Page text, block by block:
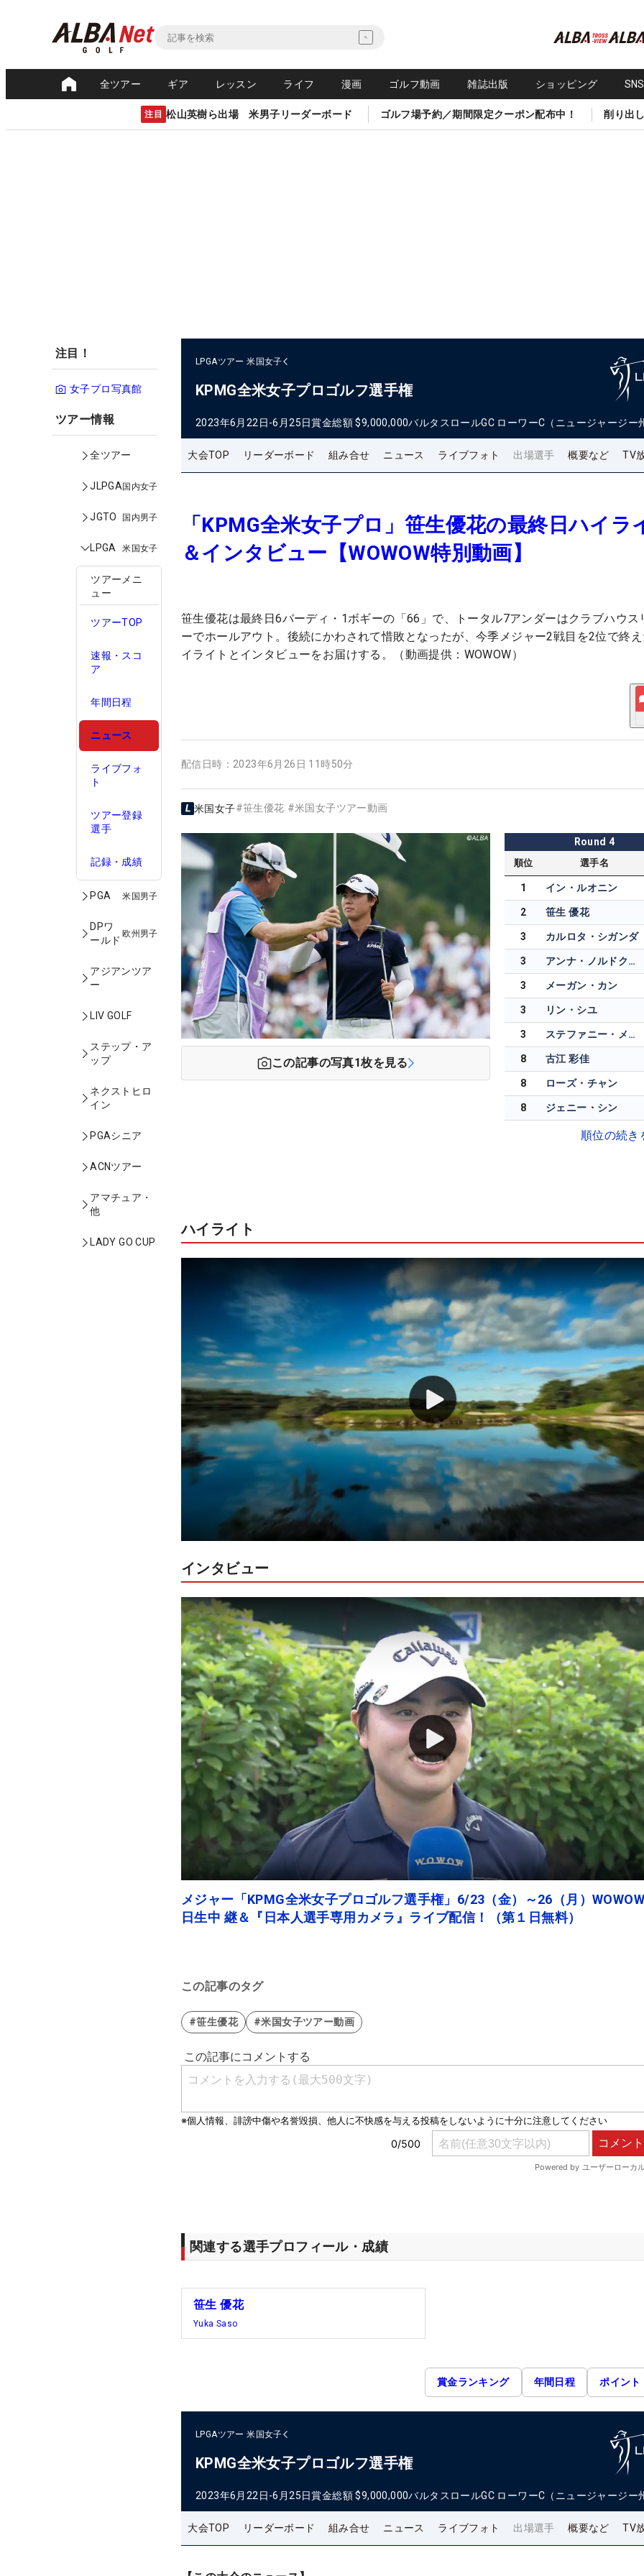
全ツアー ギア レッスン ライフ 漫画 ゴルフ動画 雑誌出版 ショッピング
注目 松山英樹ら出場 米男子リーダーボード ゴルフ場予約／期間限定クーポン配布中！ 削り出
注目！
女子プロ写真館
ツアー情報
全ツアー
JLPGA国内女子
JGTO 国内男子
LPGA 米国女子
ツアーメニ
ュー
ツアーTOP
速報・スコ
ア
年間日程
ニュース
ライブフォ
ト
ツアー登録
選手
記録・成績
PGA 米国男子
DPワ
ールド
欧州男子
アジアンツア
ー
LIV GOLF
ステップ・ア
ップ
ネクストヒロ
イン
PGAシニア
ACNツアー
アマチュア・
他
LADY GO CUP
LPGAツアー 米国女子
KPMG全米女子プロゴルフ選手権
2023年6月22日-6月25日賞金総額 $9,000,000バルタスロールGC ローワーC（ニュージャージー
大会TOP リーダーボード 組み合せ ニュース ライブフォト 出場選手 概要など TV
「KPMG全米女子プロ」笹生優花の最終日ハイラ
＆インタビュー【WOWOW特別動画】
笹生優花は最終日6バーディ・1ボギーの「66」で、トータル7アンダーはクラブハウス
ーでホールアウト。後続にかわされて惜敗となったが、今季メジャー2戦目を2位で終
イライトとインタビューをお届けする。（動画提供：WOWOW）
配信日時： 2023年6月26日 11時50分
米国女子#笹生優花 #米国女子ツアー動画
この記事の写真1枚を見る
Round 4
順位 選手名
1 イン・ルオニン
2 笹生 優花
3 カルロタ・シガンダ
3 アンナ・ノルドクビスト
3 メーガン・カン
3 リン・シユ
3 ステファニー・メドウ
8 古江 彩佳
8 ローズ・チャン
8 ジェニー・シン
順位の続き
ハイライト
インタビュー
メジャー「KPMG全米女子プロゴルフ選手権」6/23（金）～26（月）
日生中 継＆『日本人選手専用カメラ』ライブ配信！（第１日無料）
この記事のタグ
#笹生優花 #米国女子ツアー動画
関連する選手プロフィール・成績
笹生 優花
Yuka Saso
賞金ランキング 年間日程 ポイント
LPGAツアー 米国女子
KPMG全米女子プロゴルフ選手権
2023年6月22日-6月25日賞金総額 $9,000,000バルタスロールGC ローワーC（ニュージャージー
大会TOP リーダーボード 組み合せ ニュース ライブフォト 出場選手 概要など TV